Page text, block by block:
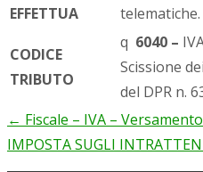
EFFETTUA
telematiche.
CODICE
TRIBUTO
q 6040 –
Scissione
del DPR n.
Post
← Fiscale – IVA –
IMPOSTA SUGLI